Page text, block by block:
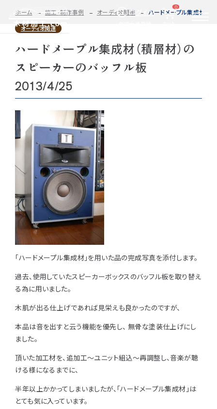
ログイン
0
種類・樹種・用途から選ぶ
種類から選ぶ
取扱木材と選び方
集成材（積層材）
特注対応
表面仕上
木材加工講座 製作工程とこだわり
初めての方へ
ご注文から商品到着までの流れ
お見積もり・
変更・キャンセル・返品・交換について
納期・配送について
送料について
棚・収納・ラック
テーブル・机 オーディオ関連
プレート・表札
お客様の声
会社概要
自動お見積もり・ご注文はこちらから
カット・塗装のみ
カット・加工・塗装
2D/3D
図面をお持ちの方へ
関連商品
Tel. 0584-33-2070
営業時間 9:00〜17:00（土日祝 定休）
©2025 mokuzaikako.com All Rights Reserved.
ホーム 施工・制作事例 オーディオ関連 ハードメープル集成材（
オーディオ関連
ハードメープル集成材（積層材）の
スピーカーのバッフル板
2013/4/25
「ハードメープル集成材」を用いた品の完成写真を添付します。
過去、使用していたスピーカーボックスのバッフル板を取り替え
る為に用いました。
木肌が出る仕上げであれば見栄えも良かったのですが、
本品は音を出すと云う機能を優先し、 無骨な塗装仕上げにし
ました。
頂いた加工材を、追加工～ユニット組込～再調整し、音楽が聴
ける様になるまでに、
半年以上かかってしまいましたが、「ハードメープル集成材」は
とても気に入っています。